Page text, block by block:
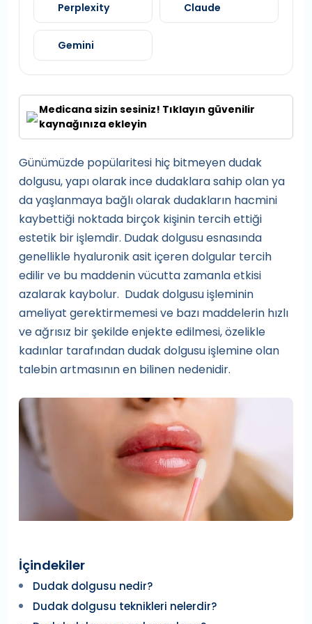
Perplexity Claude
Gemini
Medicana sizin sesiniz! Tıklayın güvenilir
kaynağınıza ekleyin
Günümüzde popülaritesi hiç bitmeyen dudak
dolgusu, yapı olarak ince dudaklara sahip olan ya
da yaşlanmaya bağlı olarak dudakların hacmini
kaybettiği noktada birçok kişinin tercih ettiği
estetik bir işlemdir. Dudak dolgusu esnasında
genellikle hyaluronik asit içeren dolgular tercih
edilir ve bu maddenin vücutta zamanla etkisi
azalarak kaybolur. Dudak dolgusu işleminin
ameliyat gerektirmemesi ve bazı maddelerin hızlı
ve ağrısız bir şekilde enjekte edilmesi, özelikle
kadınlar tarafından dudak dolgusu işlemine olan
talebin artmasının en bilinen nedenidir.
İçindekiler
Dudak dolgusu nedir?
Dudak dolgusu teknikleri nelerdir?